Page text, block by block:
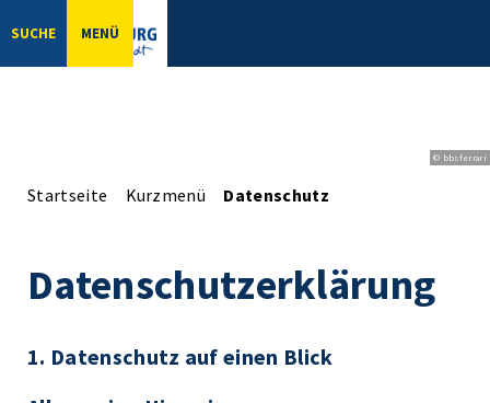
SUCHE MENÜ
© bbsferrari
Startseite Kurzmenü Datenschutz
Datenschutzerklärung
1. Datenschutz auf einen Blick